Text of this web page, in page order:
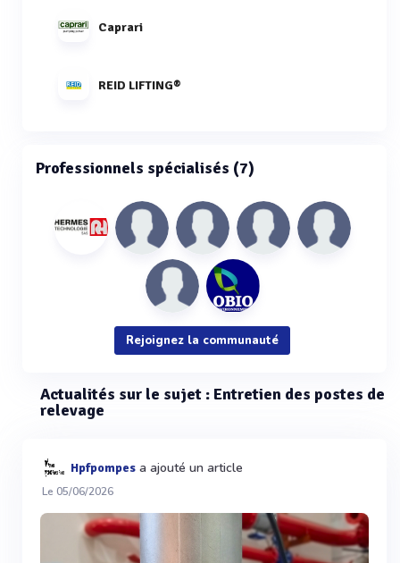
Caprari
REID LIFTING®
Professionnels spécialisés (7)
Rejoignez la communauté
Actualités sur le sujet : Entretien des postes de
relevage
Hpfpompes a ajouté un article
Le 05/06/2026